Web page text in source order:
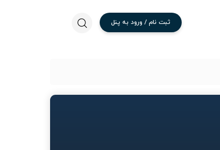
ثبت نام / ورود به پنل